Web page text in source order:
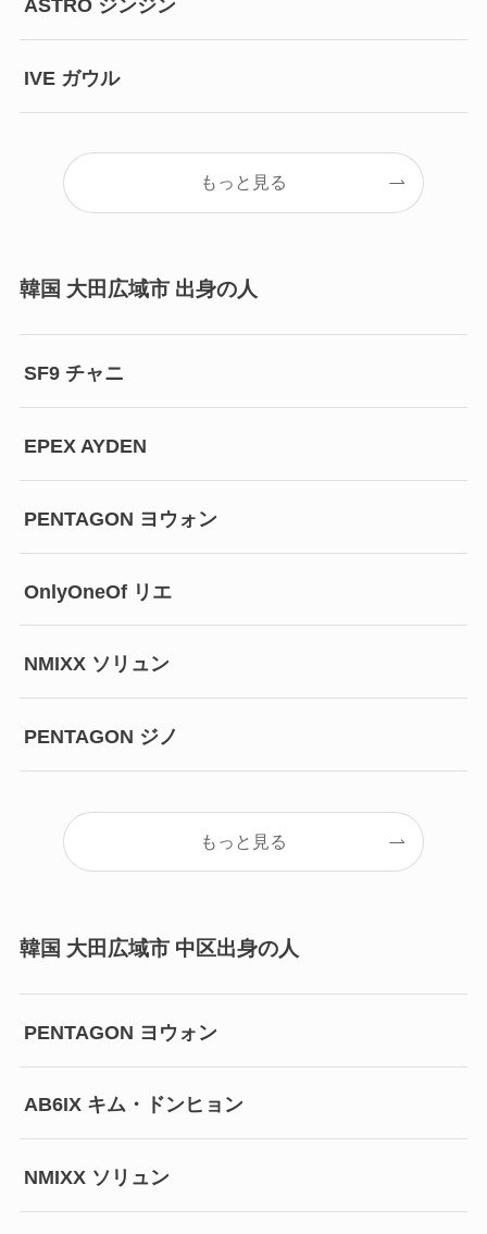
ASTRO ジンジン
IVE ガウル
もっと見る
韓国 大田広域市 出身の人
SF9 チャニ
EPEX AYDEN
PENTAGON ヨウォン
OnlyOneOf リエ
NMIXX ソリュン
PENTAGON ジノ
もっと見る
韓国 大田広域市 中区出身の人
PENTAGON ヨウォン
AB6IX キム・ドンヒョン
NMIXX ソリュン